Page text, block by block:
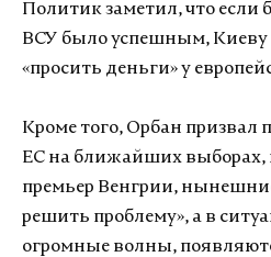
Политик заметил, что если
ВСУ было успешным,
«просить деньги» у
Кроме того, Орбан призвал
ЕС на ближайших выборах,
премьер Венгрии,
решить проблему», а в
огромные волны,